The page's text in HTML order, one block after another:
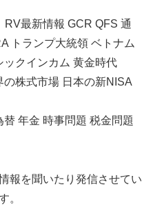
最新情報 GCR QFS 通
トランプ大統領 ベトナム
ックインカム 黄金時代
株式市場 日本の新NISA
年金 時事問題 税金問題
報を聞いたり発信させてい
。